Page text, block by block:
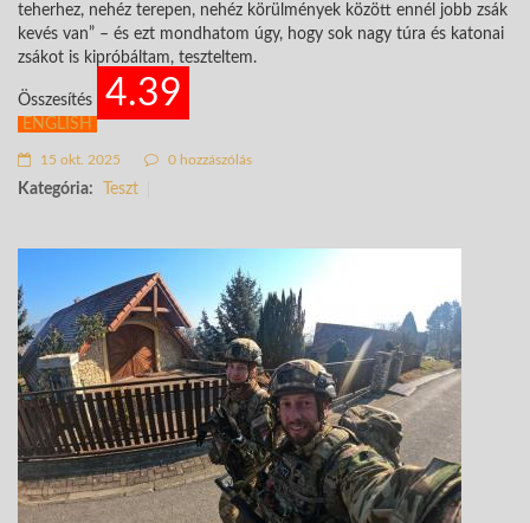
teherhez, nehéz terepen, nehéz körülmények között ennél jobb zsák
kevés van” – és ezt mondhatom úgy, hogy sok nagy túra és katonai
zsákot is kipróbáltam, teszteltem.
Összesítés 4.39
ENGLISH
15 okt. 2025 0 hozzászólás
Kategória: Teszt